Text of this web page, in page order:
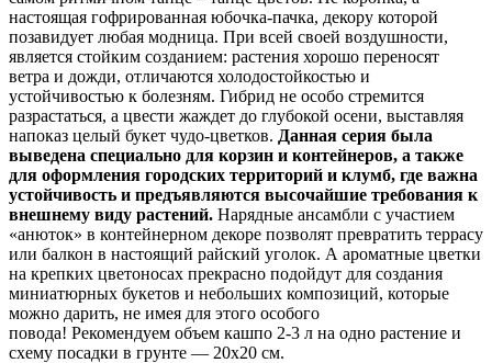
настоящая гофрированная юбочка-пачка, декору которой
позавидует любая модница. При всей своей воздушности,
является стойким созданием: растения хорошо переносят
ветра и дожди, отличаются холодостойкостью и
устойчивостью к болезням. Гибрид не особо стремится
разрастаться, а цвести жаждет до глубокой осени, выставляя
напоказ целый букет чудо-цветков. Данная серия была
выведена специально для корзин и контейнеров, а также
для оформления городских территорий и клумб, где важна
устойчивость и предъявляются высочайшие требования к
внешнему виду растений. Нарядные ансамбли с участием
«анюток» в контейнерном декоре позволят превратить террасу
или балкон в настоящий райский уголок. А ароматные цветки
на крепких цветоносах прекрасно подойдут для создания
миниатюрных букетов и небольших композиций, которые
можно дарить, не имея для этого особого
повода! Рекомендуем объем кашпо 2-3 л на одно растение и
схему посадки в грунте — 20х20 см.